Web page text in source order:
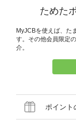
ためた
MyJCBを使えば、た
す。その他会員限定
介。
ポイント